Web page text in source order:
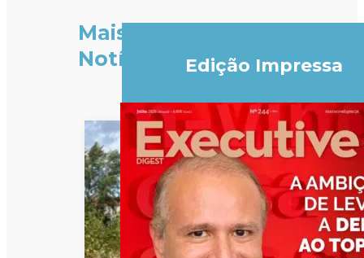
Mais
Notícias
Edição Impressa